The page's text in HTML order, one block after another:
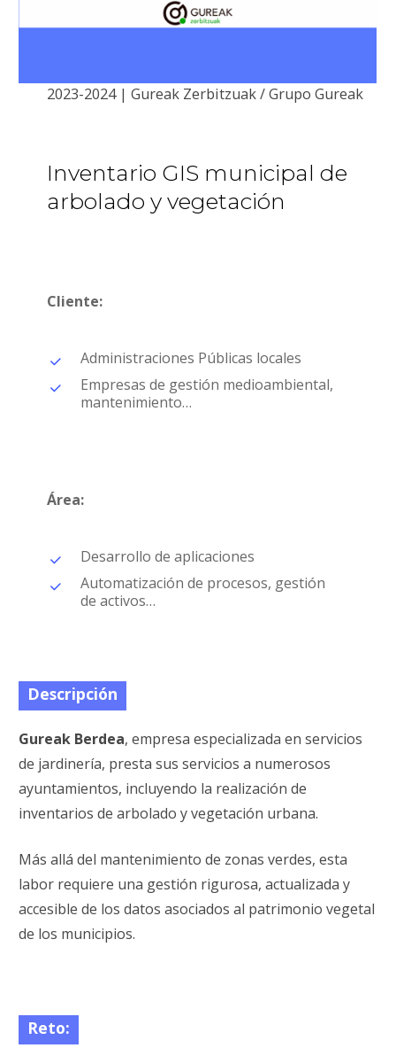
2023-2024 | Gureak Zerbitzuak / Grupo Gureak
Inventario GIS municipal de
arbolado y vegetación
Cliente:
Administraciones Públicas locales
Empresas de gestión medioambiental,
mantenimiento…
Área:
Desarrollo de aplicaciones
Automatización de procesos, gestión
de activos…
Descripción
Gureak Berdea, empresa especializada en servicios
de jardinería, presta sus servicios a numerosos
ayuntamientos, incluyendo la realización de
inventarios de arbolado y vegetación urbana.
Más allá del mantenimiento de zonas verdes, esta
labor requiere una gestión rigurosa, actualizada y
accesible de los datos asociados al patrimonio vegetal
de los municipios.
Reto: